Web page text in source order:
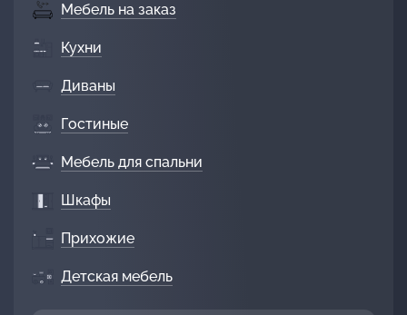
Мебель на заказ
Кухни
Диваны
Гостиные
Мебель для спальни
Шкафы
Прихожие
Детская мебель